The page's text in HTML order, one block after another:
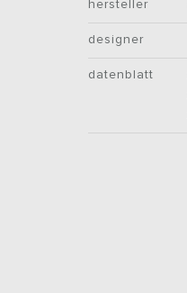
hersteller
designer
datenblatt